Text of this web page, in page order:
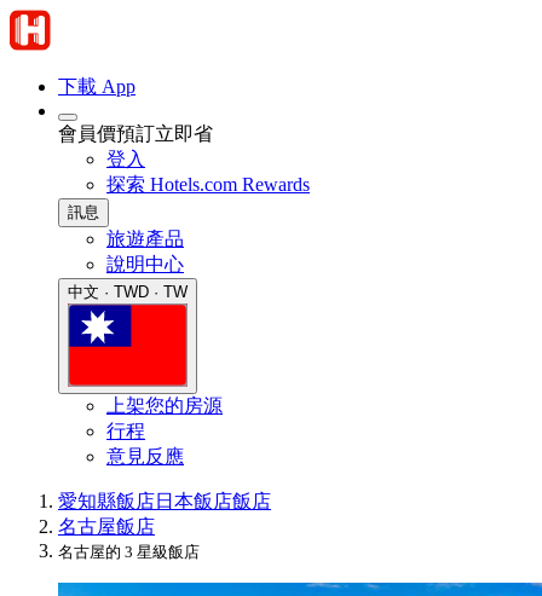
下載 App
會員價預訂立即省
登入
探索 Hotels.com Rewards
訊息
旅遊產品
說明中心
中文 · TWD · TW
上架您的房源
行程
意見反應
愛知縣飯店日本飯店飯店
名古屋飯店
名古屋的 3 星級飯店